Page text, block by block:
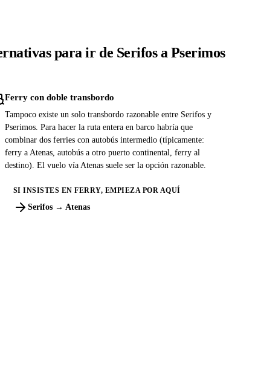
para ir de Serifos a Pserimos
Ferry con doble transbordo
Tampoco existe un solo transbordo razonable entre Serifos y
Pserimos. Para hacer la ruta entera en barco habría que
combinar dos ferries con autobús intermedio (típicamente:
ferry a Atenas, autobús a otro puerto continental, ferry al
destino). El vuelo vía Atenas suele ser la opción razonable.
SI INSISTES EN FERRY, EMPIEZA POR AQUÍ
Serifos → Atenas